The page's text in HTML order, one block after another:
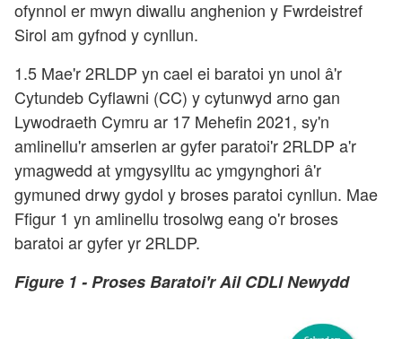
ofynnol er mwyn diwallu anghenion y Fwrdeistref
Sirol am gyfnod y cynllun.
1.5 Mae'r 2RLDP yn cael ei baratoi yn unol â'r
Cytundeb Cyflawni (CC) y cytunwyd arno gan
Lywodraeth Cymru ar 17 Mehefin 2021, sy'n
amlinellu'r amserlen ar gyfer paratoi'r 2RLDP a'r
ymagwedd at ymgysylltu ac ymgynghori â'r
gymuned drwy gydol y broses paratoi cynllun. Mae
Ffigur 1 yn amlinellu trosolwg eang o'r broses
baratoi ar gyfer yr 2RLDP.
Figure 1 -Proses Baratoi'r Ail CDLl Newydd